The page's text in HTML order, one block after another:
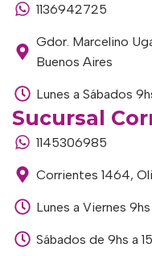
1136942725
Gdor. Marcelino
Buenos Aires
Lunes a Sábados
Sucursal
1145306985
Corrientes 1464,
Lunes a Viernes
Sábados de 9hs a